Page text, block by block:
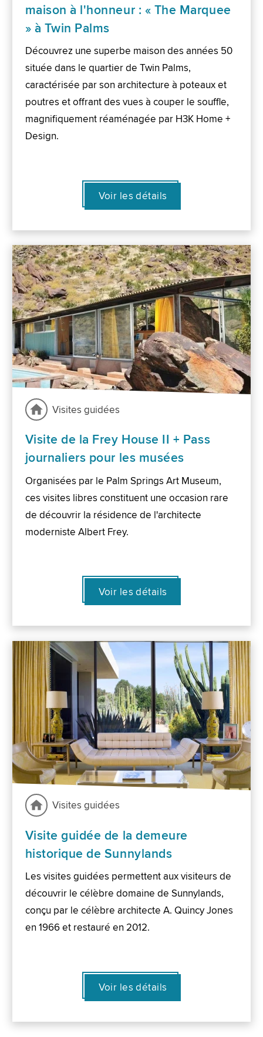
maison à l'honneur : « The Marquee
» à Twin Palms
Découvrez une superbe maison des années 50
située dans le quartier de Twin Palms,
caractérisée par son architecture à poteaux et
poutres et offrant des vues à couper le souffle,
magnifiquement réaménagée par H3K Home +
Design.
Voir les détails
Visites guidées
Visite de la Frey House II + Pass
journaliers pour les musées
Organisées par le Palm Springs Art Museum,
ces visites libres constituent une occasion rare
de découvrir la résidence de l'architecte
moderniste Albert Frey.
Voir les détails
Visites guidées
Visite guidée de la demeure
historique de Sunnylands
Les visites guidées permettent aux visiteurs de
découvrir le célèbre domaine de Sunnylands,
conçu par le célèbre architecte A. Quincy Jones
en 1966 et restauré en 2012.
Voir les détails